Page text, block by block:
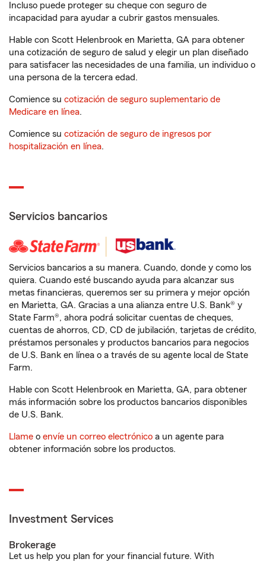
Incluso puede proteger su cheque con seguro de
incapacidad para ayudar a cubrir gastos mensuales.
Hable con Scott Helenbrook en Marietta, GA para obtener
una cotización de seguro de salud y elegir un plan diseñado
para satisfacer las necesidades de una familia, un individuo o
una persona de la tercera edad.
Comience su cotización de seguro suplementario de
Medicare en línea.
Comience su cotización de seguro de ingresos por
hospitalización en línea.
Servicios bancarios
Servicios bancarios a su manera. Cuando, donde y como los
quiera. Cuando esté buscando ayuda para alcanzar sus
metas financieras, queremos ser su primera y mejor opción
en Marietta, GA. Gracias a una alianza entre U.S. Bank® y
State Farm®, ahora podrá solicitar cuentas de cheques,
cuentas de ahorros, CD, CD de jubilación, tarjetas de crédito,
préstamos personales y productos bancarios para negocios
de U.S. Bank en línea o a través de su agente local de State
Farm.
Hable con Scott Helenbrook en Marietta, GA, para obtener
más información sobre los productos bancarios disponibles
de U.S. Bank.
Llame o envíe un correo electrónico a un agente para
obtener información sobre los productos.
Investment Services
Brokerage
Let us help you plan for your financial future. With